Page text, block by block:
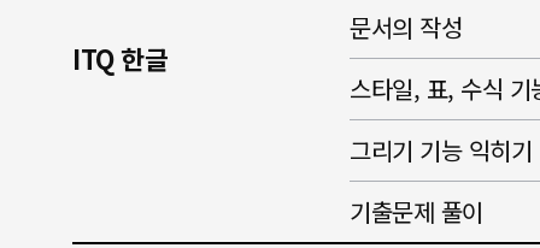
ITQ 한글
문서의 작성
스타일, 표, 수식 기
그리기 기능 익히기
기출문제 풀이